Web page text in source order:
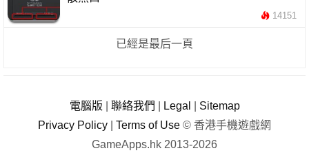
14151
已經是最后一頁
電腦版 聯絡我們 Legal
Sitemap
Privacy Policy
Terms of Use © 香港手機遊戲網
GameApps.hk 2013-2026